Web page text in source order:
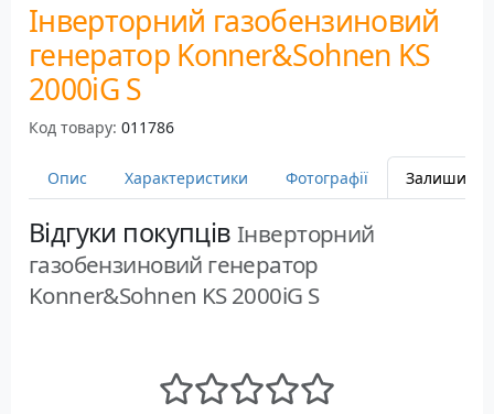
Інверторний газобензиновий
генератор Konner&Sohnen KS
2000iG S
Код товару: 011786
Опис Характеристики Фотографії Залишити
Відгуки покупцівІнверторний
газобензиновий генератор
Konner&Sohnen KS 2000iG S